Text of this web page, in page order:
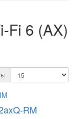
Fi 6 (AX)
RM